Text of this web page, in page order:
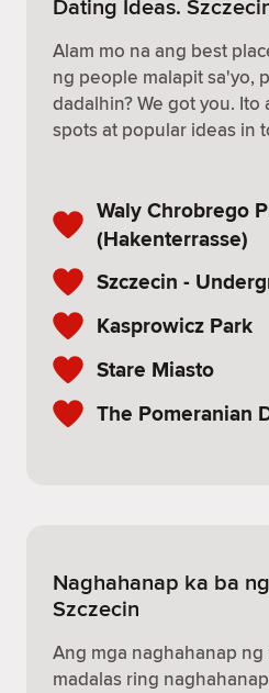
Alam mo na ang best
ng people malapit sa'yo,
dadalhin? We got you.
spots at popular ideas in
Waly Chrobrego
(Hakenterrasse)
Szczecin -
Kasprowicz Park
Stare Miasto
The Pomeranian
Naghahanap ka ba
Szczecin
Ang mga naghahanap
madalas ring